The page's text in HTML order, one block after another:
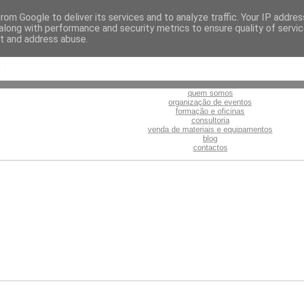
quem somos
organização de eventos
formação e oficinas
consultoria
venda de materiais e equipamentos
blog
contactos
Google to deliver its services and to analyze traffic. Your IP
with performance and security metrics to ensure quality of
address abuse.